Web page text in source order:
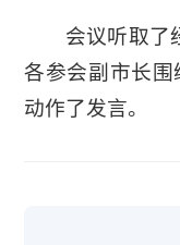
会议听取了
各参会副市长围
动作了发言。